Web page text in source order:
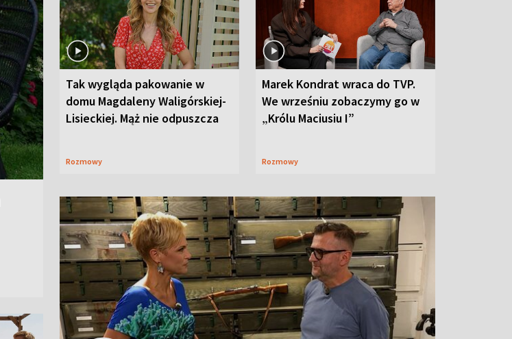
Tak wygląda pakowanie w
domu Magdaleny Waligórskiej-
Lisieckiej. Mąż nie odpuszcza
Rozmowy
Marek Kondrat wraca do TVP.
We wrześniu zobaczymy go w
„Królu Maciusiu I”
Rozmowy